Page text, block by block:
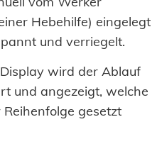
Hebehilfe) eingelegt
und verriegelt.
wird der Ablauf
und angezeigt, welche
gesetzt